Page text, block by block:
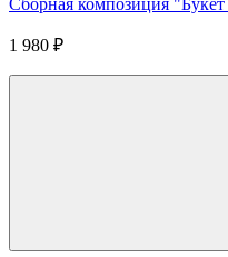
Сборная композиция "Букет
1 980 ₽